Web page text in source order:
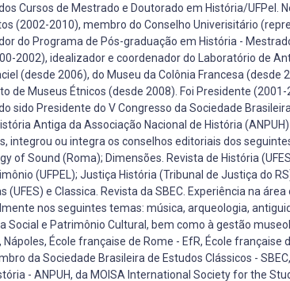
Cursos de Mestrado e Doutorado em História/UFPel.
(2002-2010), membro do Conselho Univerisitário
do Programa de Pós-graduação em História -
2002), idealizador e coordenador do Laboratório de
(desde 2006), do Museu da Colônia Francesa (desde
de Museus Étnicos (desde 2008). Foi Presidente
sido Presidente do V Congresso da Sociedade
Antiga da Associação Nacional de História
integrou ou integra os conselhos editoriais dos
of Sound (Roma); Dimensões. Revista de História
(UFPEL); Justiça História (Tribunal de Justiça do
e Classica. Revista da SBEC. Experiência na área
nos seguintes temas: música, arqueologia,
Social e Patrimônio Cultural, bem como à gestão
École française de Rome - EfR, École française
da Sociedade Brasileira de Estudos Clássicos -
- ANPUH, da MOISA International Society for the